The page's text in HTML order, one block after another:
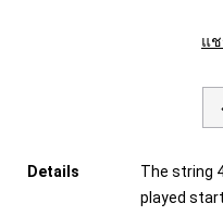
แช
Details
The string
played